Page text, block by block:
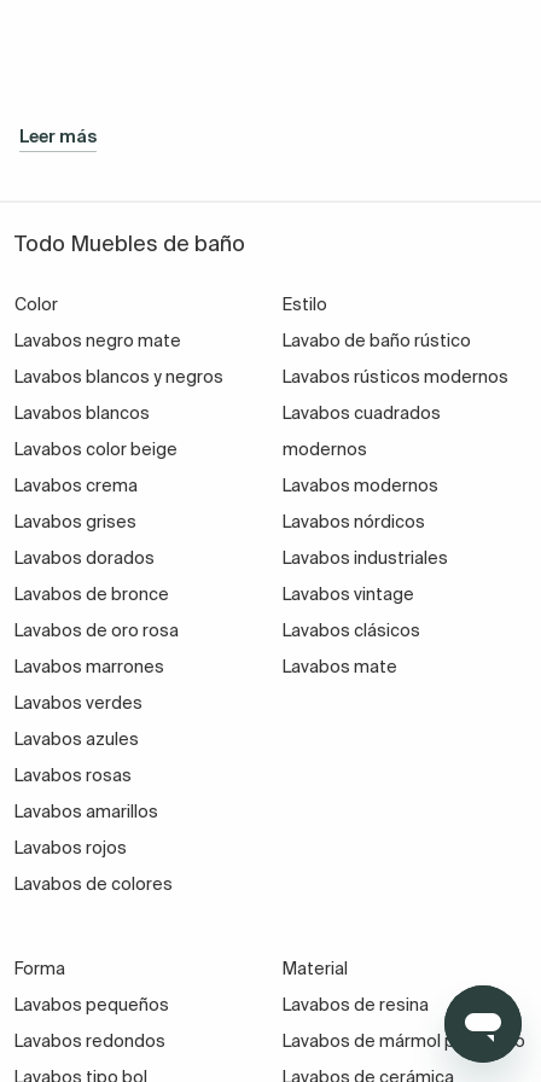
Leer más
Todo Muebles de baño
Color
Lavabos negro mate
Lavabos blancos y negros
Lavabos blancos
Lavabos color beige
Lavabos crema
Lavabos grises
Lavabos dorados
Lavabos de bronce
Lavabos de oro rosa
Lavabos marrones
Lavabos verdes
Lavabos azules
Lavabos rosas
Lavabos amarillos
Lavabos rojos
Lavabos de colores
Estilo
Lavabo de baño rústico
Lavabos rústicos modernos
Lavabos cuadrados
modernos
Lavabos modernos
Lavabos nórdicos
Lavabos industriales
Lavabos vintage
Lavabos clásicos
Lavabos mate
Forma
Lavabos pequeños
Lavabos redondos
Lavabos tipo bol
Material
Lavabos de resina
Lavabos de mármol para baño
Lavabos de cerámica